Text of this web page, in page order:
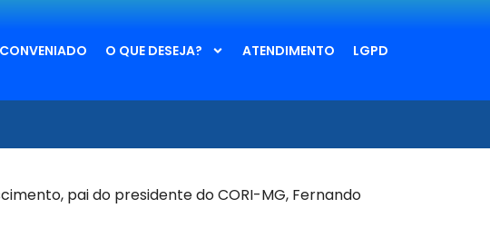
O QUE DESEJA? ATENDIMENTO LGPD
pai do presidente do CORI-MG, Fernando